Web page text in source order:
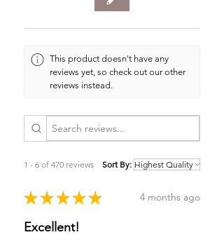
This product doesn't have any
reviews yet, so check out our other
reviews instead.
1 - 6 of 470 reviews Sort By:
★ ★ ★ ★ ★ 4 months ago
Excellent!